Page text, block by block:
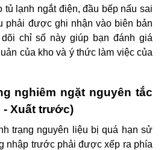
tủ lạnh ngắt điện, đầu bếp nấu sai
phải được ghi nhận vào biên bản
chỉ số này giúp bạn đánh giá
của kho và ý thức làm việc của
nghiêm ngặt nguyên tắc
- Xuất trước)
trạng nguyên liệu bị quá hạn sử
nhập trước phải được xếp ra phía